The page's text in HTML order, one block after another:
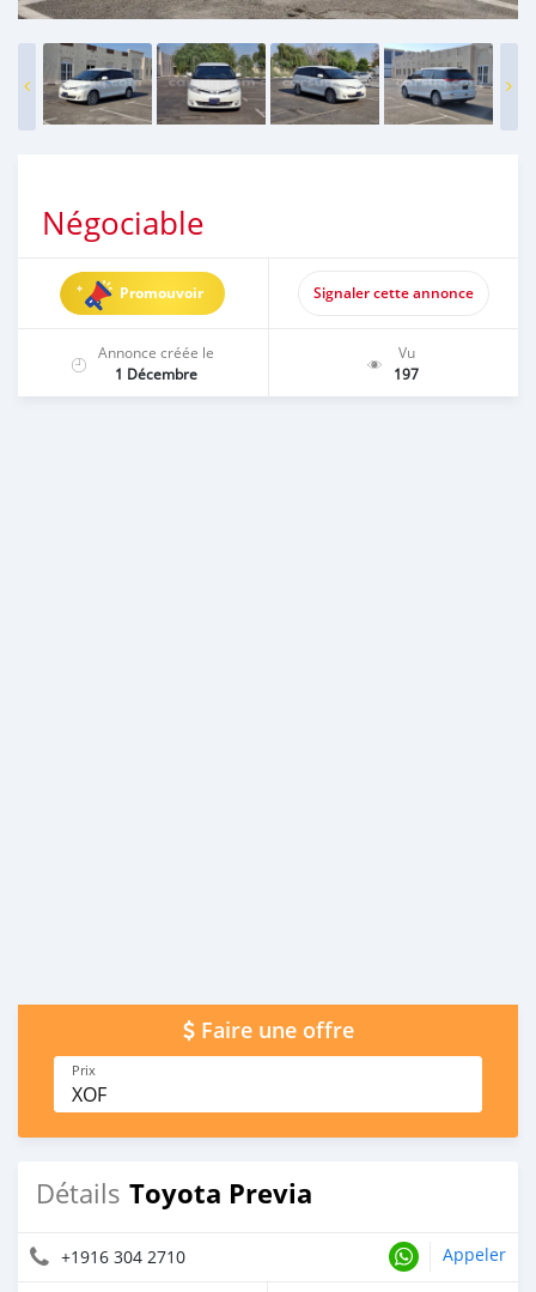
Négociable
Promouvoir Signaler cette annonce
Annonce créée le
1 Décembre
Vu
197
Faire une offre
Prix
XOF
Détails Toyota Previa
+1916 304 2710 Appeler